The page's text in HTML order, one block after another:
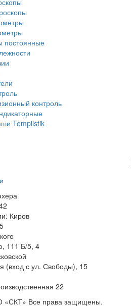
постоянные
контроль
Tempilstik
Киров
111 Б/5, 4
(вход с ул. Свободы), 15
22
Все права защищены.